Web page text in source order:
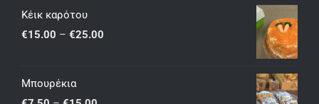
Κέικ καρότου
€15.00 – €25.00
Μπουρέκια